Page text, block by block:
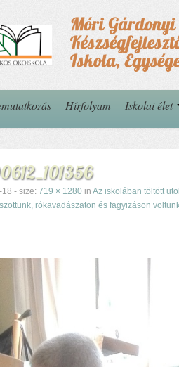
Hírfolyam Iskolai élet
18 - size: 719 × 1280 in Az iskolában töltött
rókavadászaton és fagyizáson